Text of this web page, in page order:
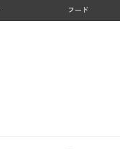
フード